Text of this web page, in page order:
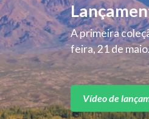
A primeira
feira, 21 de
Vídeo de